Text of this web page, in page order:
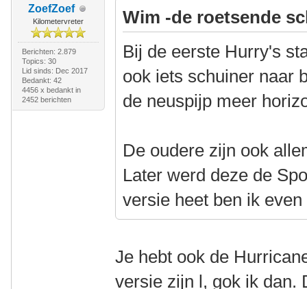
ZoefZoef
Kilometervreter
Berichten: 2.879
Topics: 30
Lid sinds: Dec 2017
Bedankt: 42
4456 x bedankt in
2452 berichten
Wim -de roetsende
Bij de eerste Hurry's
ook iets schuiner naar
de neuspijp meer
De oudere zijn ook
Later werd deze de
versie heet ben ik
Je hebt ook de
versie zijn l, gok ik dan.